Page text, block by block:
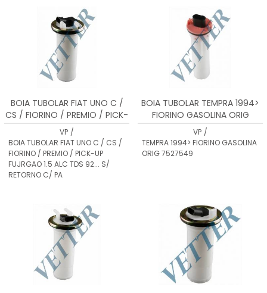
BOIA TUBOLAR FIAT UNO C /
CS / FIORINO / PREMIO / PICK-
UP FUJRGAO 1.5 ALC TDS 92...
S/ RETORNO C/ PARAFUSO 751
VP /
BOIA TUBOLAR FIAT UNO C / CS /
FIORINO / PREMIO / PICK-UP
FUJRGAO 1.5 ALC TDS 92... S/
RETORNO C/ PA
BOIA TUBOLAR TEMPRA 1994>
FIORINO GASOLINA ORIG
7527549
VP /
TEMPRA 1994> FIORINO GASOLINA
ORIG 7527549